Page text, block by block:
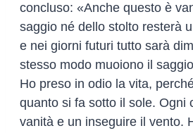
concluso: «Anche questo è
saggio né dello stolto resterà
e nei giorni futuri tutto sarà
stesso modo muoiono il
Ho preso in odio la vita,
quanto si fa sotto il sole. Ogni
vanità e un inseguire il vento.